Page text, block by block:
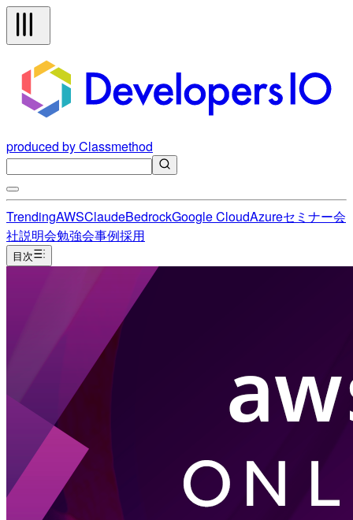
produced by Classmethod
TrendingAWSClaudeBedrockGoogle CloudAzureセミナー会
社説明会勉強会事例採用
目次